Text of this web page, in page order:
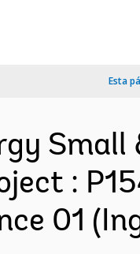
Esta
Small
:
01